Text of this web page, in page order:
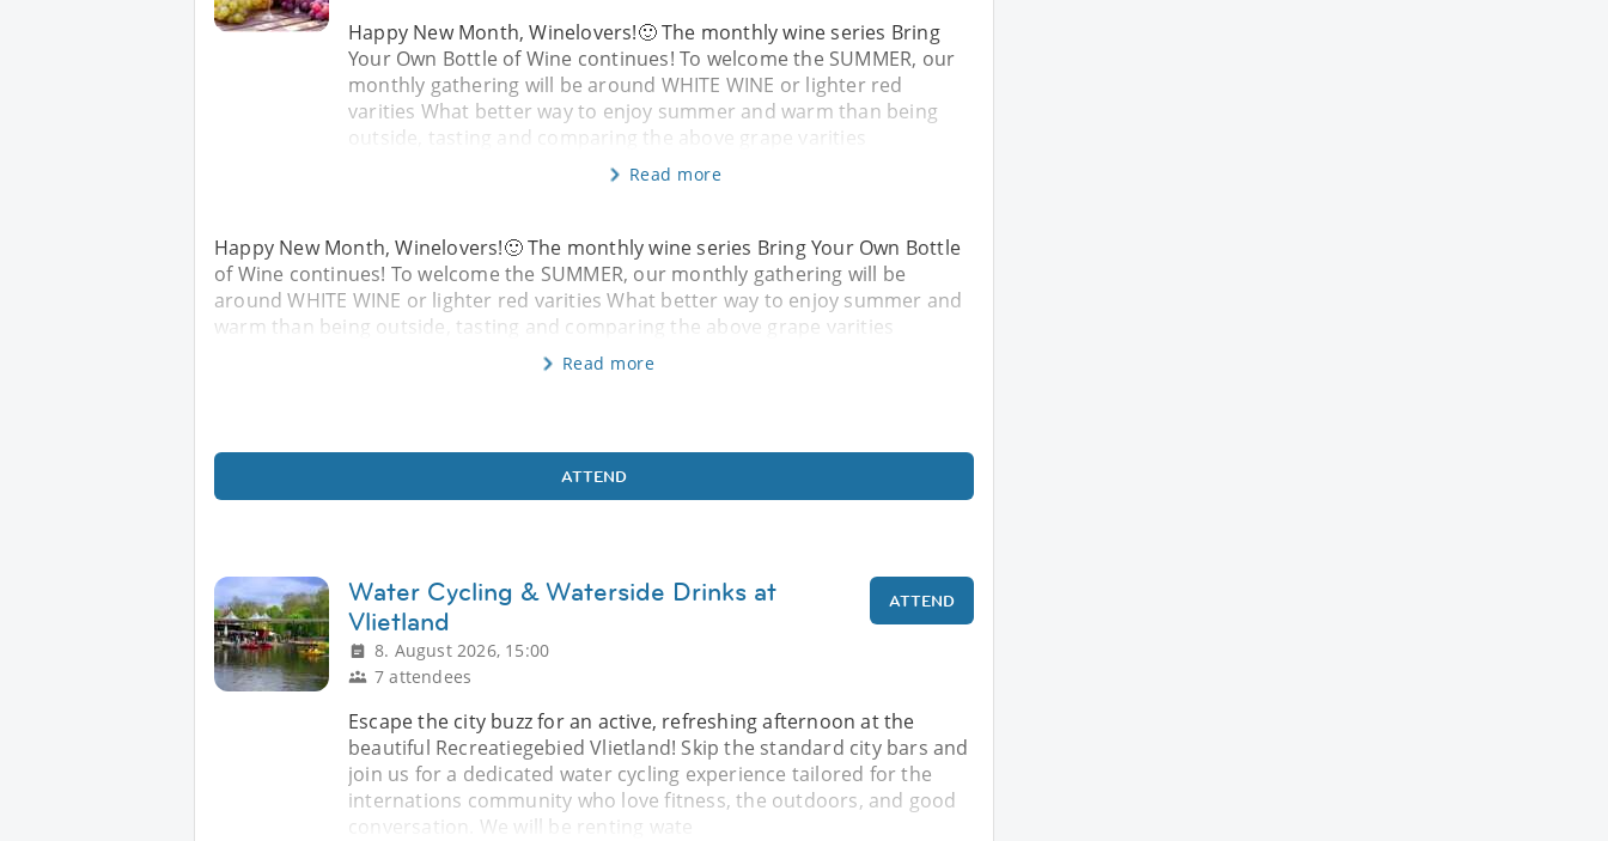
Happy New Month, Winelovers!🙂 The monthly wine series Bring
Your Own Bottle of Wine continues! To welcome the SUMMER, our
monthly gathering will be around WHITE WINE or lighter red
varities What better way to enjoy summer and warm than being
outside, tasting and comparing the above grape varities
Read more
Happy New Month, Winelovers!🙂 The monthly wine series Bring Your Own Bottle
of Wine continues! To welcome the SUMMER, our monthly gathering will be
around WHITE WINE or lighter red varities What better way to enjoy summer and
warm than being outside, tasting and comparing the above grape varities
Read more
ATTEND
Water Cycling & Waterside Drinks at
Vlietland
8. August 2026, 15:00
7 attendees
ATTEND
Escape the city buzz for an active, refreshing afternoon at the
beautiful Recreatiegebied Vlietland! Skip the standard city bars and
join us for a dedicated water cycling experience tailored for the
internations community who love fitness, the outdoors, and good
conversation. We will be renting wate